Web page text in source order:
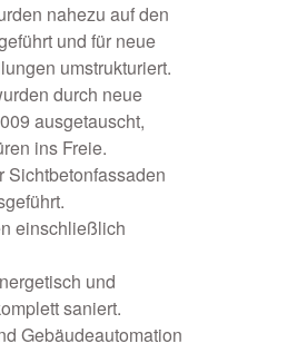
nahezu auf den
und für neue
umstrukturiert.
durch neue
ausgetauscht,
ins Freie.
Sichtbetonfassaden
einschließlich
und
saniert.
Gebäudeautomation